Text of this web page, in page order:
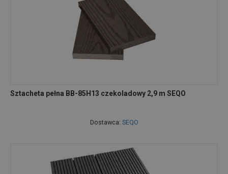
Sztacheta pełna BB-85H13 czekoladowy 2,9 m SEQO
Dostawca: SEQO